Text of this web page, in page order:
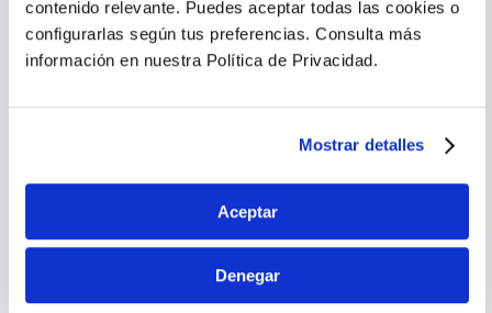
contenido relevante. Puedes aceptar todas las cookies o
configurarlas según tus preferencias. Consulta más
información en nuestra Política de Privacidad.
Mostrar detalles
Aceptar
Denegar
mmhg Talla L - Caja 1
s/ 73.90
Rodilla 20 30 mmhg
s/ 59.50